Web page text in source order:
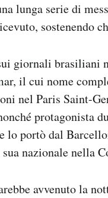
lunga serie di
sostenendo
giornali brasiliani
il cui nome
nel Paris Saint-
protagonista
lo portò dal
nazionale nella
avvenuto la